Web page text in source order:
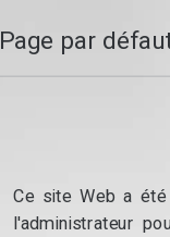
Page par
Ce site Web a été
l'administrateur